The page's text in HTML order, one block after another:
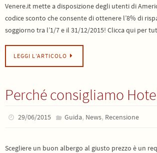
Venere.it mette a disposizione degli utenti di
codice sconto che consente di ottenere l’8% di
soggiorno tra l’1/7 e il 31/12/2015! Clicca qui per
LEGGI L’ARTICOLO
Perché consigliamo
29/06/2015 Guida, News, Recensione
Scegliere un buon albergo al giusto prezzo è un